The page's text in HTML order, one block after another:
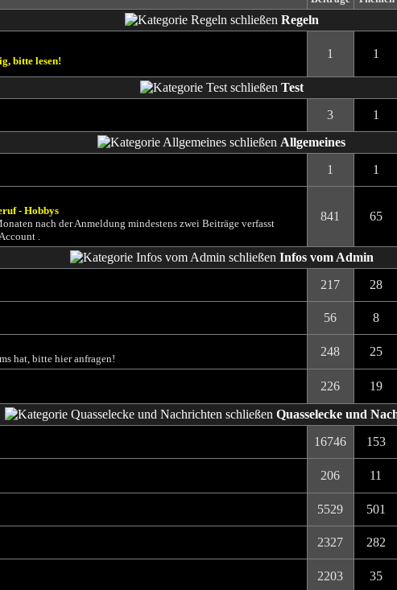
Regeln
1 1
Test
3 1
Allgemeines
1 1
- Hobbys
nach der Anmeldung mindestens zwei Beiträge verfasst
.
841 65
Infos vom Admin
217 28
56 8
hat, bitte hier anfragen!
248 25
226 19
Quasselecke und
16746 153
206 11
5529 501
2327 282
2203 35